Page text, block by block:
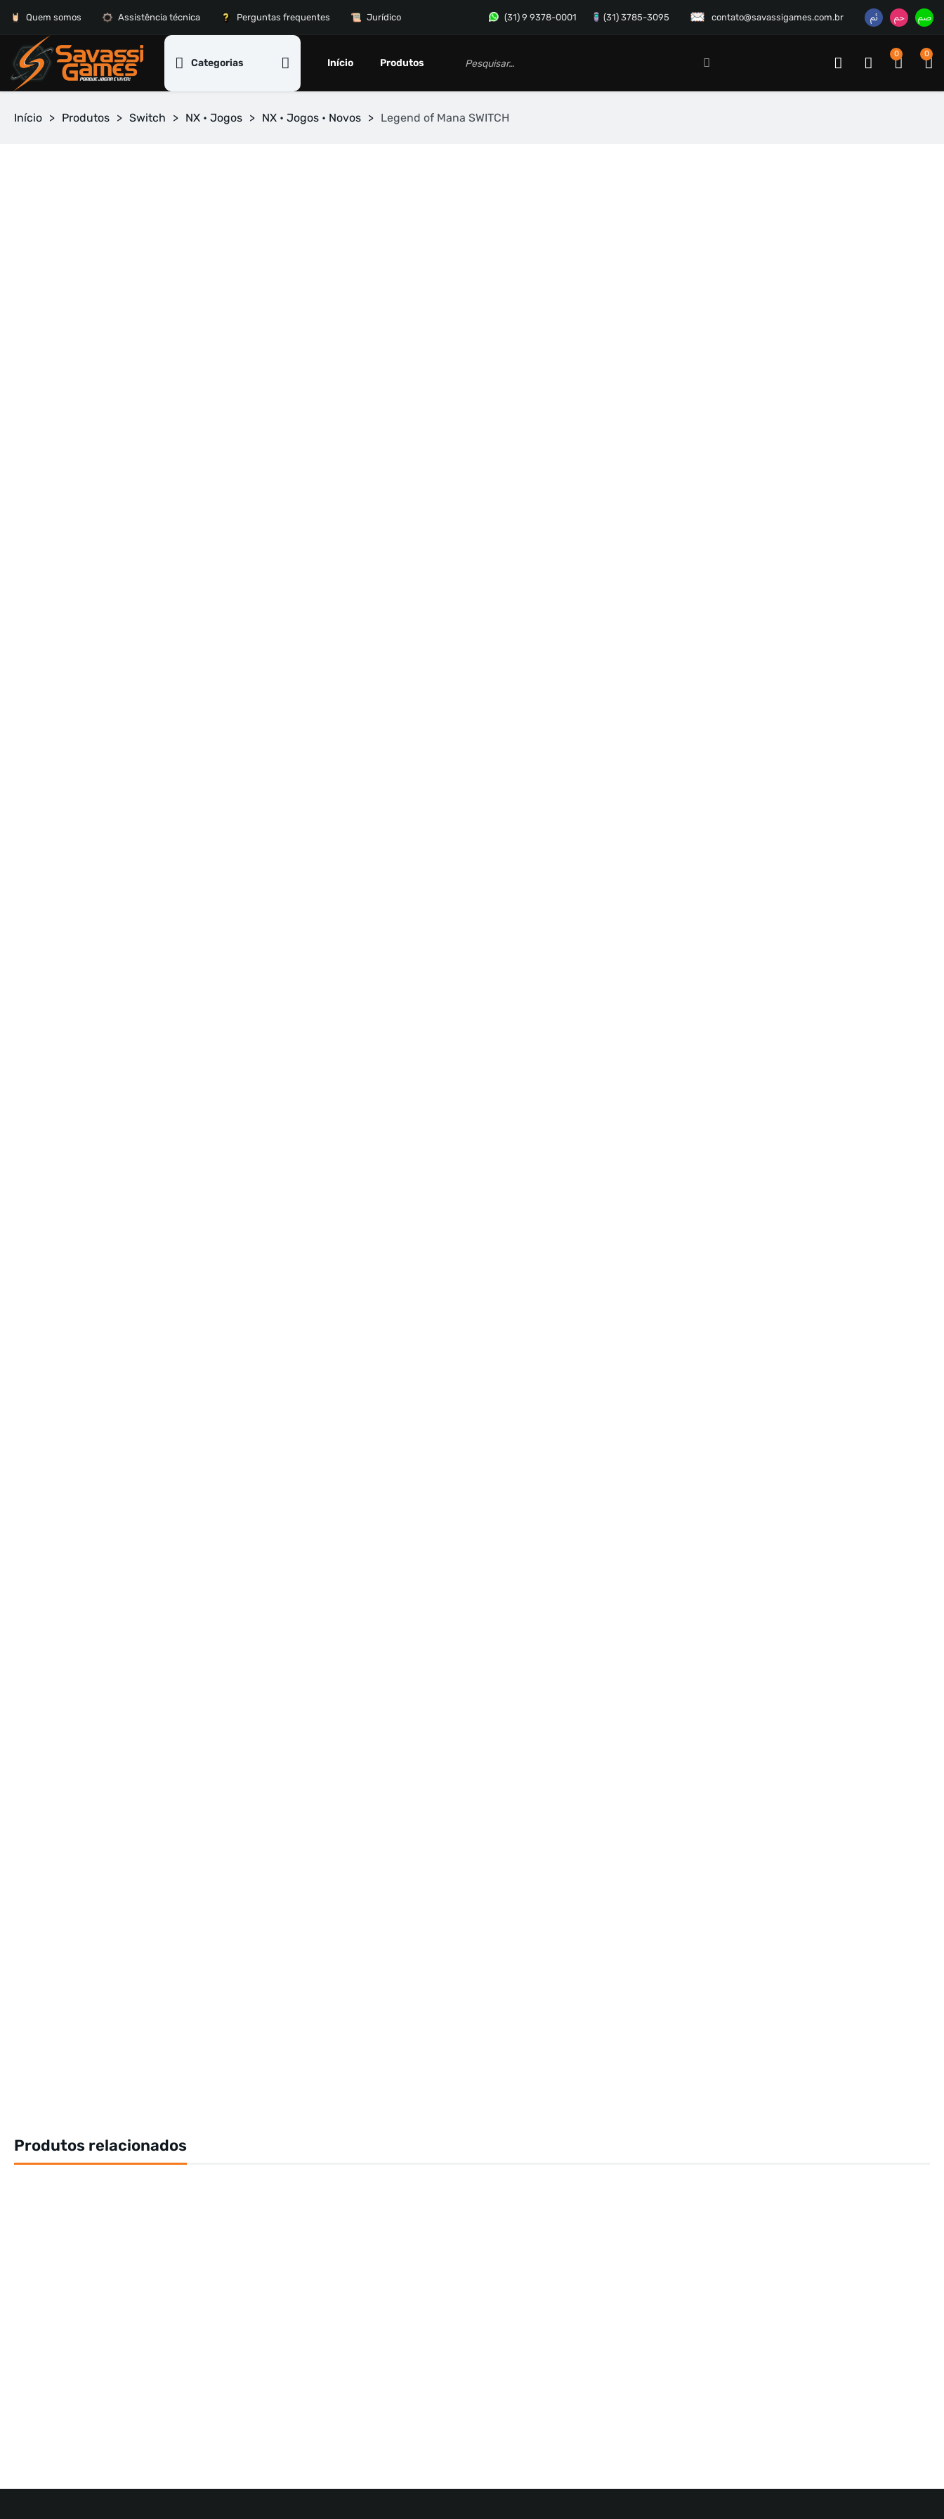
contato@savassigames.com.br
(31) 9 9378-0001 (31) 3785-3095
Quem somos Assistência técnica Perguntas frequentes Jurídico
Categorias
0
0
Início Produtos
Início > Produtos > Switch > NX • Jogos > NX • Jogos • Novos > Legend of Mana SWITCH
Produtos relacionados